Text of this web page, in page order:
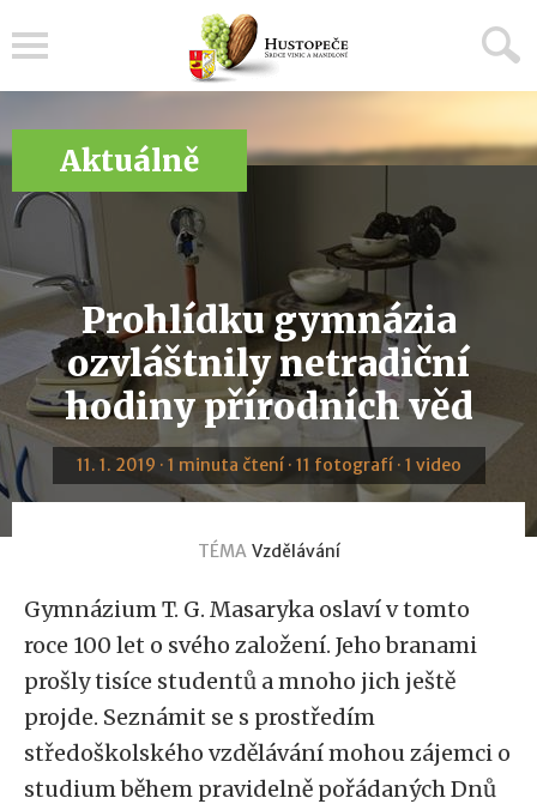
Aktuálně
Prohlídku gymnázia
ozvláštnily netradiční
hodiny přírodních věd
11. 1. 2019 · 1 minuta čtení · 11 fotografí · 1 video
TÉMA Vzdělávání
Gymnázium T. G. Masaryka oslaví v tomto
roce 100 let o svého založení. Jeho branami
prošly tisíce studentů a mnoho jich ještě
projde. Seznámit se s prostředím
středoškolského vzdělávání mohou zájemci o
studium během pravidelně pořádaných Dnů